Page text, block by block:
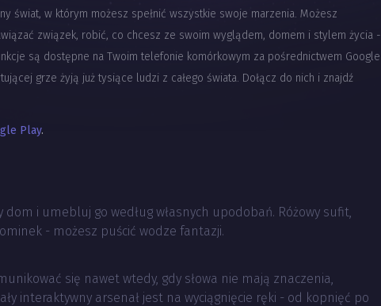
świat, w którym możesz spełnić wszystkie swoje marzenia. Możesz
związek, robić, co chcesz ze swoim wyglądem, domem i stylem życia -
są dostępne na Twoim telefonie komórkowym za pośrednictwem Google
grze żyją już tysiące ludzi z całego świata. Dołącz do nich i znajdź
Play.
dom i umebluj go według własnych upodobań. Różowy sufit,
- możesz puścić wodze fantazji.
się nawet wtedy, gdy słowa nie mają znaczenia,
interaktywny arsenał jest na wyciągnięcie ręki - od kopnięć po